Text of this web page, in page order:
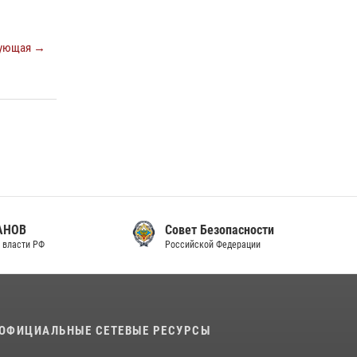
→
08 июля 2026, 07:01
Совет Безопасности
Российской Федерации
СЕТЕВЫЕ РЕСУРСЫ